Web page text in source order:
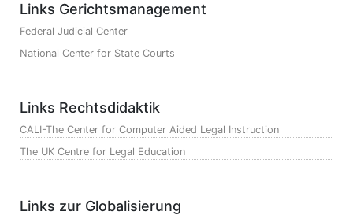
Links Gerichtsmanagement
Federal Judicial Center
National Center for State Courts
Links Rechtsdidaktik
CALI-The Center for Computer Aided Legal Instruction
The UK Centre for Legal Education
Links zur Globalisierung